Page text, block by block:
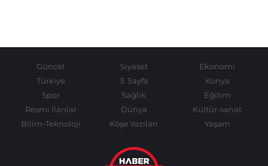
Güncel Siyaset
Ekonomi
Türkiye
3. Sayfa
Konya
Spor
Sağlık
Eğitim
Resmi İlanlar
Dünya
Kültür-sanat
Bilim-Teknoloji
Köşe Yazıları Yaşam